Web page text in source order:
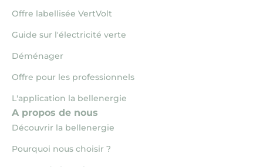
Offre labellisée VertVolt
Guide sur l'électricité verte
Déménager
Offre pour les professionnels
L'application la bellenergie
A propos de nous
Découvrir la bellenergie
Pourquoi nous choisir ?